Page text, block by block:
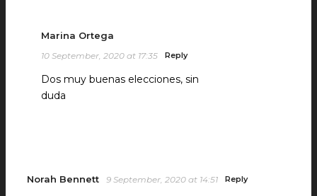
Marina Ortega
10 September, 2020 at 17:35 Reply
Dos muy buenas elecciones, sin
duda
Norah Bennett 9 September, 2020 at 14:51 Reply